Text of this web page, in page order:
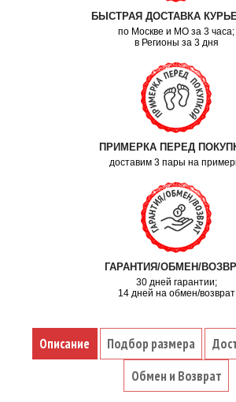
БЫСТРАЯ ДОСТАВКА
по Москве и МО за 3 часа;
в Регионы за 3 дня
ПРИМЕРКА ПЕРЕД
доставим 3 пары на
ГАРАНТИЯ/ОБМЕН/
30 дней гарантии;
14 дней на обмен/возврат
Описание Подбор размера
Обмен и Возврат